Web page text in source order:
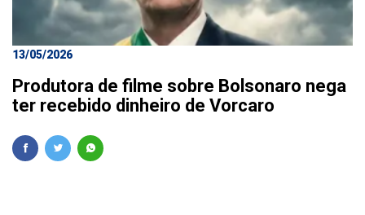
13/05/2026
Produtora de filme sobre Bolsonaro nega
ter recebido dinheiro de Vorcaro